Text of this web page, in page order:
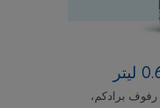
رفوف برادكم،